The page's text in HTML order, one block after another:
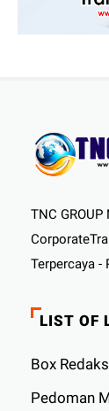
TNC
Terpercaya -
LIST OF
Box
Pedoman